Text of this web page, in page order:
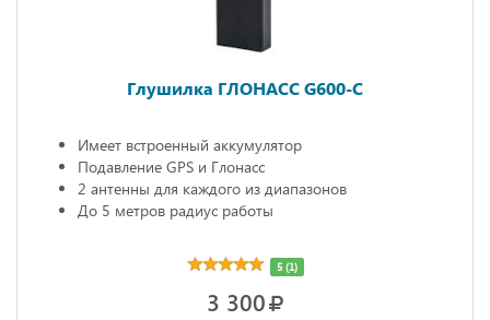
Глушилка ГЛОНАСС G600-C
Имеет встроенный аккумулятор
Подавление GPS и Глонасс
2 антенны для каждого из диапазонов
До 5 метров радиус работы
5 (1)
3 300